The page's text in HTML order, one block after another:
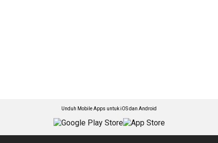
Unduh Mobile Apps untuk iOS dan Android